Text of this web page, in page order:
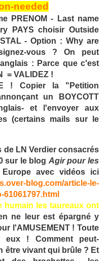
needed
PRENOM - Last name
PAYS choisir Outside
- Option : Why are
vous ? On peut
: Parce que c'est
= VALIDEZ !
! Copier la "Petition
un BOYCOTT
et l'envoyer aux
(certains mails sur le
de LN Verdier consacrés
sur le blog Agir pour les
avec vidéos ici
blog.com/article-le-
humain les taureaux ont
ne leur est épargné y
l'AMUSEMENT ! Toute
eux ! Comment peut-
être vivant qui brûle ? Et